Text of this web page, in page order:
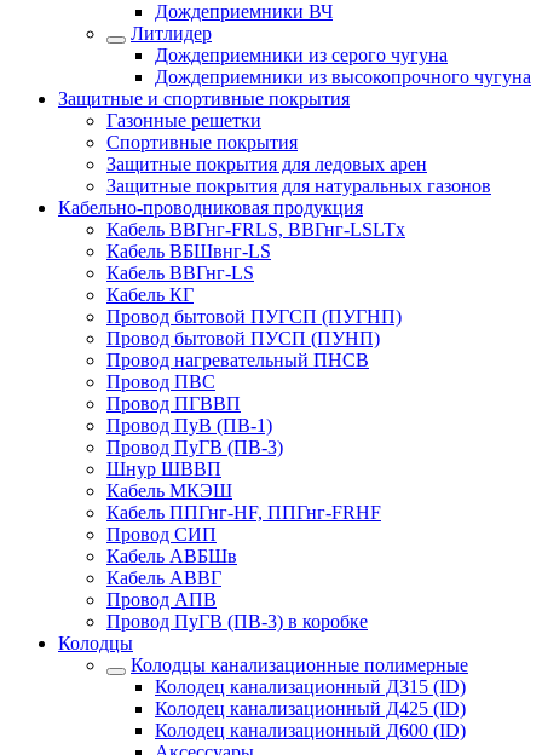
Дождеприемники ВЧ
Литлидер
Дождеприемники из серого чугуна
Дождеприемники из высокопрочного чугуна
Защитные и спортивные покрытия
Газонные решетки
Спортивные покрытия
Защитные покрытия для ледовых арен
Защитные покрытия для натуральных газонов
Кабельно-проводниковая продукция
Кабель ВВГнг-FRLS, ВВГнг-LSLTx
Кабель ВБШвнг-LS
Кабель ВВГнг-LS
Кабель КГ
Провод бытовой ПУГСП (ПУГНП)
Провод бытовой ПУСП (ПУНП)
Провод нагревательный ПНСВ
Провод ПВС
Провод ПГВВП
Провод ПуВ (ПВ-1)
Провод ПуГВ (ПВ-3)
Шнур ШВВП
Кабель МКЭШ
Кабель ППГнг-HF, ППГнг-FRHF
Провод СИП
Кабель АВБШв
Кабель АВВГ
Провод АПВ
Провод ПуГВ (ПВ-3) в коробке
Колодцы
Колодцы канализационные полимерные
Колодец канализационный Д315 (ID)
Колодец канализационный Д425 (ID)
Колодец канализационный Д600 (ID)